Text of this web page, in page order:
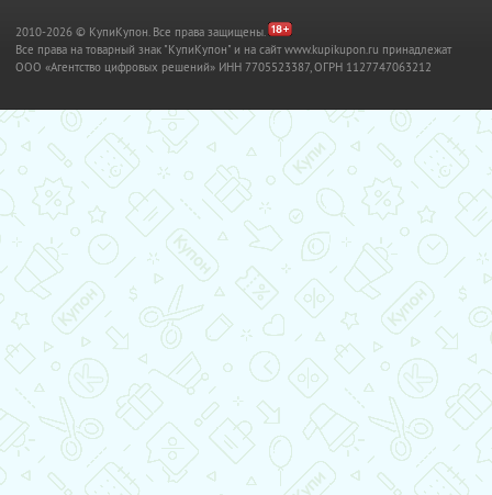
2010-2026 © КупиКупон. Все права защищены.
Все права на товарный знак "КупиКупон" и на сайт www.kupikupon.ru принадлежат
OOO «Агентство цифровых решений» ИНН 7705523387, ОГРН 1127747063212